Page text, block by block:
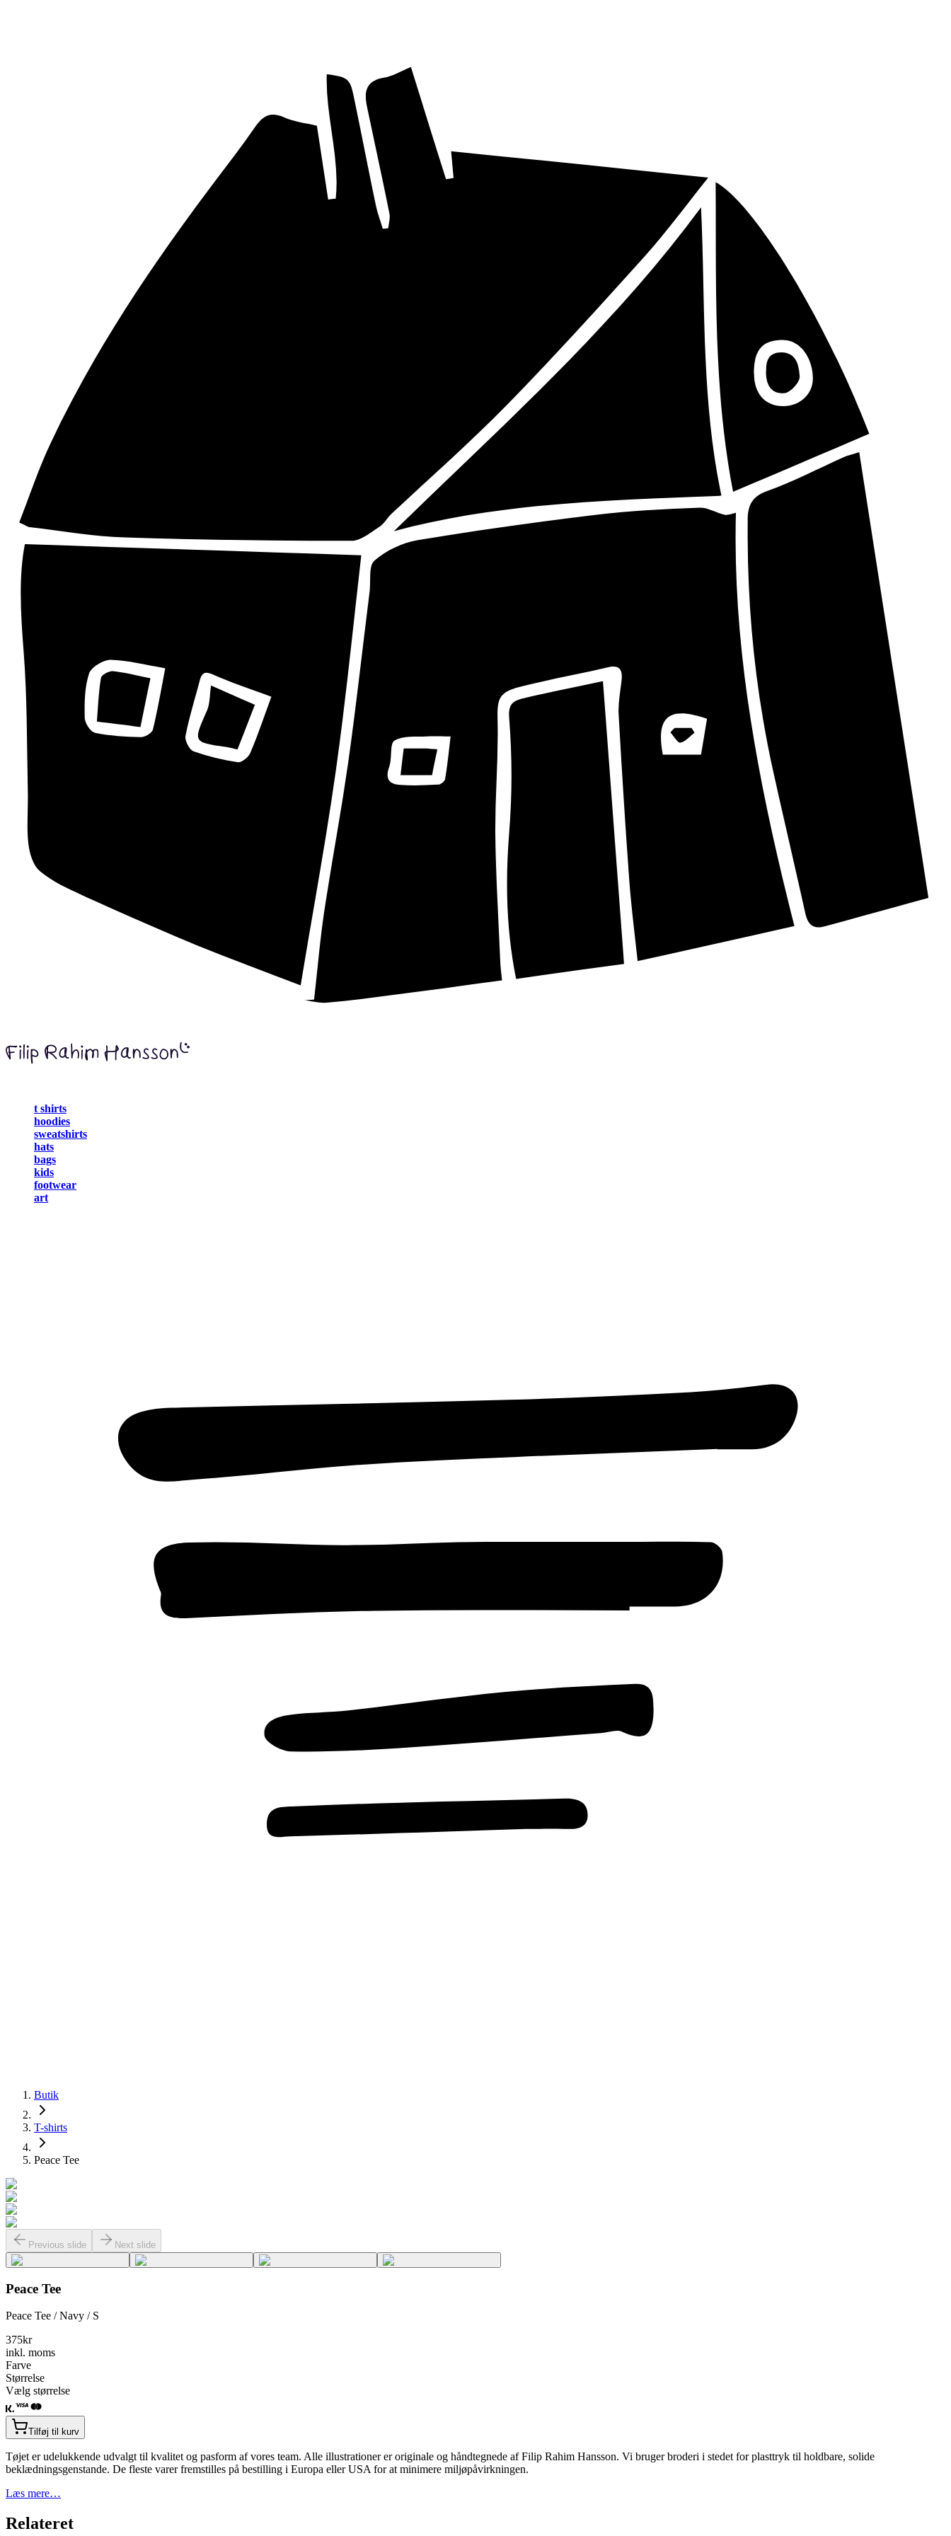
t shirts
hoodies
sweatshirts
hats
bags
kids
footwear
art
Butik
T-shirts
Peace Tee
Previous slide Next slide
Peace Tee
Peace Tee / Navy / S
375kr
inkl. moms
Farve
Størrelse
Vælg størrelse
Tilføj til kurv
Tøjet er udelukkende udvalgt til kvalitet og pasform af vores team. Alle illustrationer er originale og håndtegnede af Filip Rahim Hansson. Vi bruger broderi i stedet for plasttryk til holdbare, solide
beklædningsgenstande. De fleste varer fremstilles på bestilling i Europa eller USA for at minimere miljøpåvirkningen.
Læs mere…
Relateret